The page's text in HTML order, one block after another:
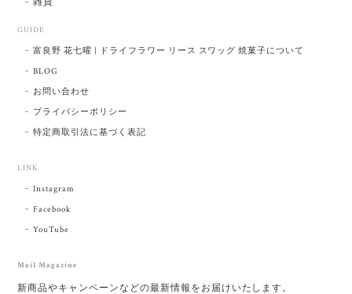
GUIDE
富良野 花七曜 | ドライフラワー リース スワッグ 焼菓子について
BLOG
お問い合わせ
プライバシーポリシー
特定商取引法に基づく表記
LINK
Instagram
Facebook
YouTube
Mail Magazine
新商品やキャンペーンなどの最新情報をお届けいたします。